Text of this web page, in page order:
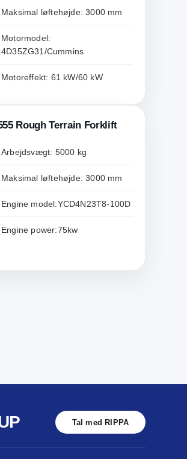
Maksimal løftehøjde: 3000 mm
Motormodel:
4D35ZG31/Cummins
Motoreffekt: 61 kW/60 kW
Rough Terrain Forklift
Arbejdsvægt: 5000 kg
Maksimal løftehøjde: 3000 mm
Engine model:YCD4N23T8-100D
Engine power:75kw
Tal med RIPPA